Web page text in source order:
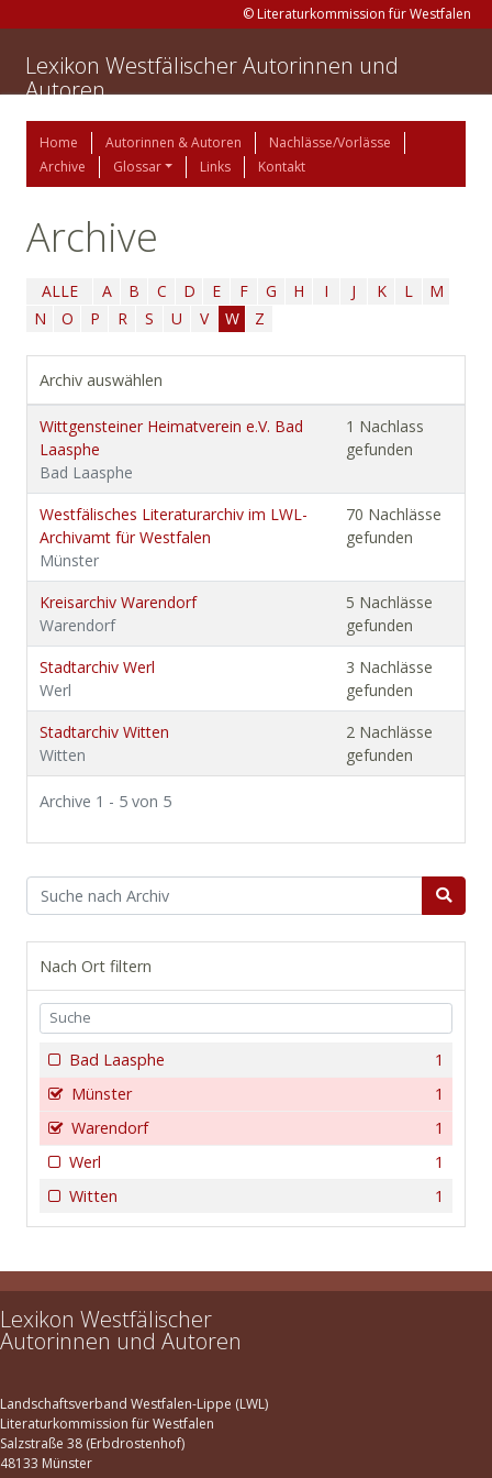
© Literaturkommission für Westfalen
Lexikon Westfälischer Autorinnen und
Autoren
Home Autorinnen & Autoren
Nachlässe/Vorlässe
Archive
Glossar Links Kontakt
Archive
ALLE A B C D E F G H I J K L
M
N
O P R S U V W Z
Archiv auswählen
Wittgensteiner Heimatverein e.V. Bad
Laasphe
Bad Laasphe
1 Nachlass
gefunden
Westfälisches Literaturarchiv im LWL-
Archivamt für Westfalen
Münster
70 Nachlässe
gefunden
Kreisarchiv Warendorf
Warendorf
5 Nachlässe
gefunden
Stadtarchiv Werl
Werl
3 Nachlässe
gefunden
Stadtarchiv Witten
Witten
2 Nachlässe
gefunden
Archive 1 - 5 von 5
Nach Ort filtern
1
Bad Laasphe
1
Münster
1
Warendorf
1
Werl
1
Witten
Lexikon Westfälischer
Autorinnen und Autoren
Landschaftsverband Westfalen-Lippe (LWL)
Literaturkommission für Westfalen
Salzstraße 38 (Erbdrostenhof)
48133 Münster